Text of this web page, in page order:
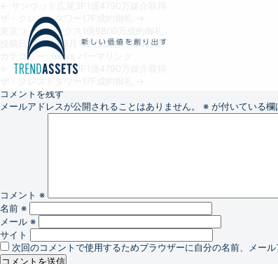
ザ・クレストタワー17F成約御礼
東京ツインパークス1億6800万成約御礼
投稿日: 2021年6月1日 作成者: 木田社長
カテゴリー:
news
サンウッド広尾3F1億4790万媒介取得
コメントを残す
メールアドレスが公開されることはありません。
※ が付いている欄
コメント ※
名前 ※
メール ※
サイト
次回のコメントで使用するためブラウザーに自分の名前、メール